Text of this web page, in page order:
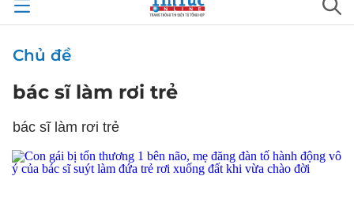
Chủ đề
bác sĩ làm rơi trẻ
bác sĩ làm rơi trẻ